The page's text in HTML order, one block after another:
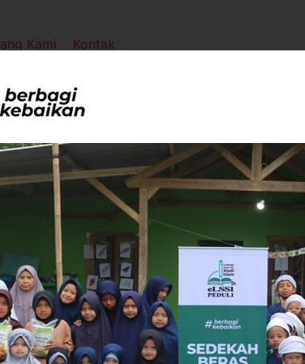
Kami Kontak
Al-Quran
1-9 April 2026
serta meningkatkan semangat belajar Al-
ke berbagai lembaga pendidikan dan majelis
dengan fokus penyaluran kepada TPQ/TPA,